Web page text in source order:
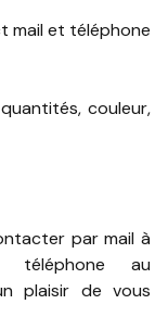
mail et téléphone
couleur,
par mail à
au
plaisir de vous